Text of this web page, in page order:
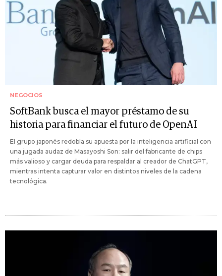
NEGOCIOS
SoftBank busca el mayor préstamo de su
historia para financiar el futuro de OpenAI
El grupo japonés redobla su apuesta por la inteligencia artificial con
una jugada audaz de Masayoshi Son: salir del fabricante de chips
más valioso y cargar deuda para respaldar al creador de ChatGPT,
mientras intenta capturar valor en distintos niveles de la cadena
tecnológica.